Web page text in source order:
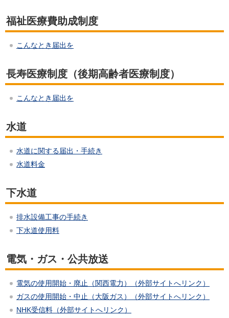
福祉医療費助成制度
こんなとき届出を
長寿医療制度（後期高齢者医療制度）
こんなとき届出を
水道
水道に関する届出・手続き
水道料金
下水道
排水設備工事の手続き
下水道使用料
電気・ガス・公共放送
電気の使用開始・廃止（関西電力）（外部サイトへリンク）
ガスの使用開始・中止（大阪ガス）（外部サイトへリンク）
NHK受信料（外部サイトへリンク）